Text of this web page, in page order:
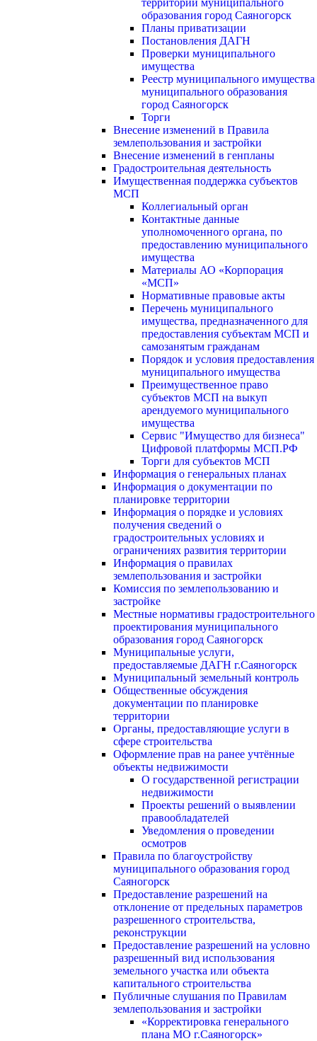
территории муниципального
образования город Саяногорск
Планы приватизации
Постановления ДАГН
Проверки муниципального
имущества
Реестр муниципального имущества
муниципального образования
город Саяногорск
Торги
Внесение изменений в Правила
землепользования и застройки
Внесение изменений в генпланы
Градостроительная деятельность
Имущественная поддержка субъектов
МСП
Коллегиальный орган
Контактные данные
уполномоченного органа, по
предоставлению муниципального
имущества
Материалы АО «Корпорация
«МСП»
Нормативные правовые акты
Перечень муниципального
имущества, предназначенного для
предоставления субъектам МСП и
самозанятым гражданам
Порядок и условия предоставления
муниципального имущества
Преимущественное право
субъектов МСП на выкуп
арендуемого муниципального
имущества
Сервис "Имущество для бизнеса"
Цифровой платформы МСП.РФ
Торги для субъектов МСП
Информация о генеральных планах
Информация о документации по
планировке территории
Информация о порядке и условиях
получения сведений о
градостроительных условиях и
ограничениях развития территории
Информация о правилах
землепользования и застройки
Комиссия по землепользованию и
застройке
Местные нормативы градостроительного
проектирования муниципального
образования город Саяногорск
Муниципальные услуги,
предоставляемые ДАГН г.Саяногорск
Муниципальный земельный контроль
Общественные обсуждения
документации по планировке
территории
Органы, предоставляющие услуги в
сфере строительства
Оформление прав на ранее учтённые
объекты недвижимости
О государственной регистрации
недвижимости
Проекты решений о выявлении
правообладателей
Уведомления о проведении
осмотров
Правила по благоустройству
муниципального образования город
Саяногорск
Предоставление разрешений на
отклонение от предельных параметров
разрешенного строительства,
реконструкции
Предоставление разрешений на условно
разрешенный вид использования
земельного участка или объекта
капитального строительства
Публичные слушания по Правилам
землепользования и застройки
«Корректировка генерального
плана МО г.Саяногорск»